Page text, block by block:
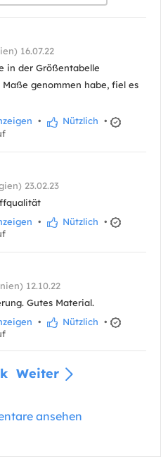
16.07.22
in der Größentabelle
genommen habe, fiel es
• Nützlich •
23.02.23
• Nützlich •
12.10.22
Gutes Material.
• Nützlich •
Weiter
ansehen